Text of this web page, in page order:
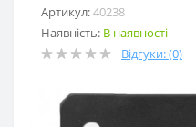
Артикул:40238
Наявність: В наявності
Відгуки: (0)